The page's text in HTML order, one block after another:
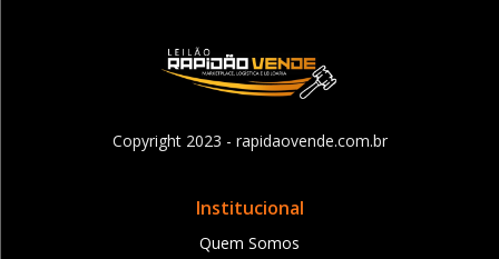
Copyright 2023 - rapidaovende.com.br
Institucional
Quem Somos